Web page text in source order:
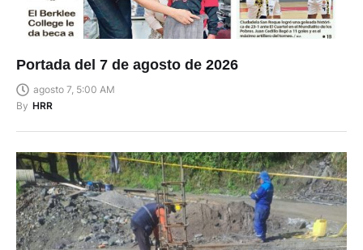
Portada del 7 de agosto de 2026
agosto 7, 5:00 AM
By HRR